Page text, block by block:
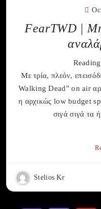
FearTWD |
Με τρία, πλεόν,
Walking Dead" on air
η αρχικώς low budget
σιγά σιγά τα
Stelios Kr